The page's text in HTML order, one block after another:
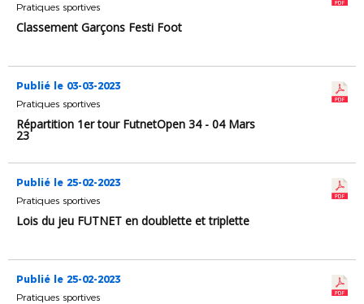
Pratiques sportives
Classement Garçons Festi Foot
Publié le 03-03-2023
Pratiques sportives
Répartition 1er tour FutnetOpen 34 - 04 Mars
23
Publié le 25-02-2023
Pratiques sportives
Lois du jeu FUTNET en doublette et triplette
Publié le 25-02-2023
Pratiques sportives